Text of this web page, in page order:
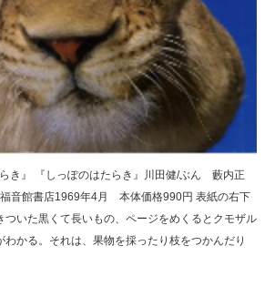
き』 『しっぽのはたらき』川田健/ぶん 藪内正
館書店1969年4月 本体価格990円 表紙の右下
ついた黒くて長いもの、ページをめくるとクモザル
かる。それは、果物を採ったり枝をつかんだり